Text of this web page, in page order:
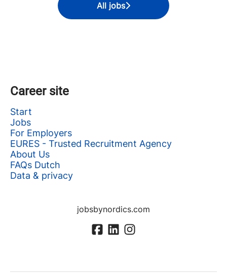
All jobs
Career site
Start
Jobs
For Employers
EURES - Trusted Recruitment Agency
About Us
FAQs Dutch
Data & privacy
jobsbynordics.com